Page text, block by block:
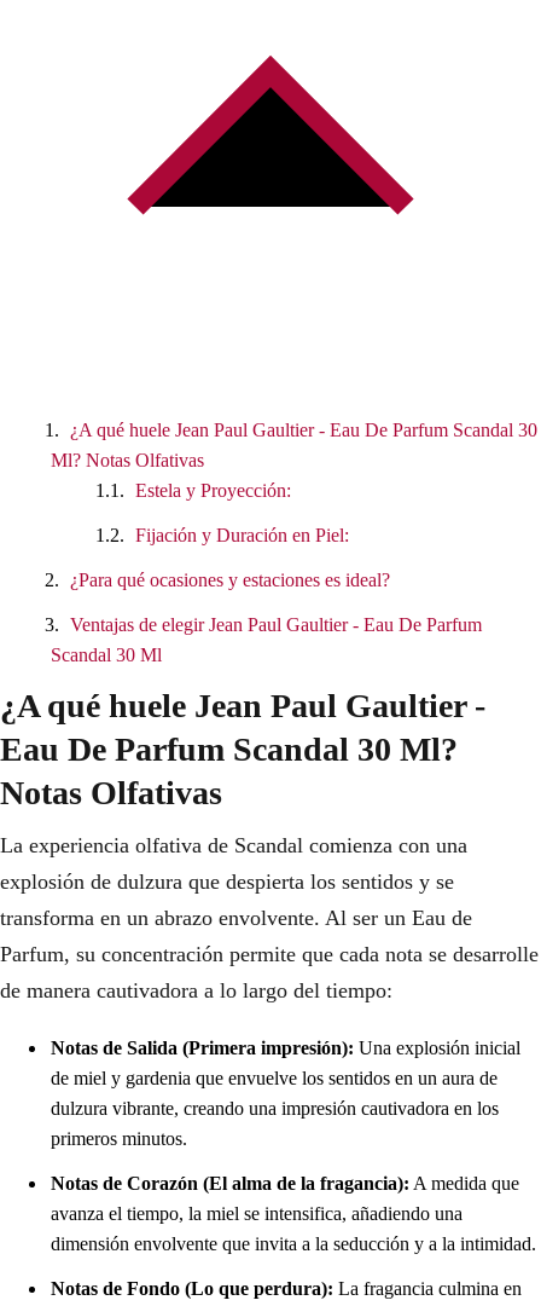
¿A qué huele Jean Paul Gaultier - Eau De Parfum Scandal 30
Ml? Notas Olfativas
Estela y Proyección:
Fijación y Duración en Piel:
¿Para qué ocasiones y estaciones es ideal?
Ventajas de elegir Jean Paul Gaultier - Eau De Parfum
Scandal 30 Ml
¿A qué huele Jean Paul Gaultier -
Eau De Parfum Scandal 30 Ml?
Notas Olfativas
La experiencia olfativa de Scandal comienza con una
explosión de dulzura que despierta los sentidos y se
transforma en un abrazo envolvente. Al ser un Eau de
Parfum, su concentración permite que cada nota se desarrolle
de manera cautivadora a lo largo del tiempo:
Notas de Salida (Primera impresión): Una explosión inicial
de miel y gardenia que envuelve los sentidos en un aura de
dulzura vibrante, creando una impresión cautivadora en los
primeros minutos.
Notas de Corazón (El alma de la fragancia): A medida que
avanza el tiempo, la miel se intensifica, añadiendo una
dimensión envolvente que invita a la seducción y a la intimidad.
Notas de Fondo (Lo que perdura): La fragancia culmina en